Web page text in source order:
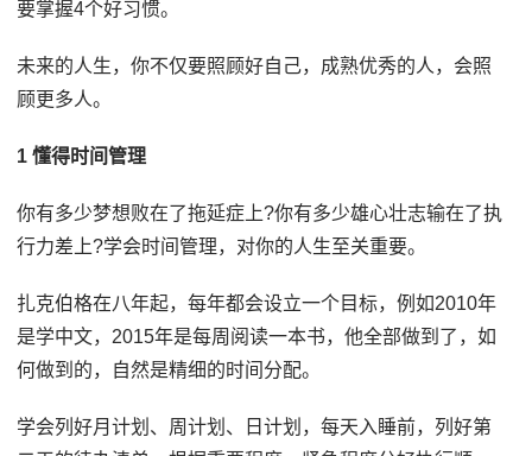
要掌握4个好习惯。
未来的人生，你不仅要照顾好自己，成熟优秀的人，会照
顾更多人。
1 懂得时间管理
你有多少梦想败在了拖延症上?你有多少雄心壮志输在了执
行力差上?学会时间管理，对你的人生至关重要。
扎克伯格在八年起，每年都会设立一个目标，例如2010年
是学中文，2015年是每周阅读一本书，他全部做到了，如
何做到的，自然是精细的时间分配。
学会列好月计划、周计划、日计划，每天入睡前，列好第